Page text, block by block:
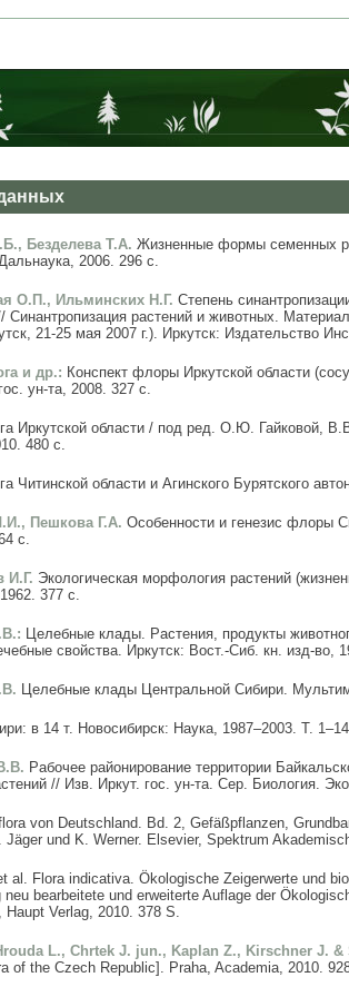
Безделева Т.А. Жизненные формы семенных
2006. 296 с.
О.П., Ильминских Н.Г. Степень
Синантропизация растений и животных.
21-25 мая 2007 г.). Иркутск: Издательство
и др.: Конспект флоры Иркутской области
ун-та, 2008. 327 с.
Иркутской области / под ред. О.Ю. Гайковой,
480 с.
Читинской области и Агинского Бурятского
Пешкова Г.А. Особенности и генезис флоры
с.
И.Г. Экологическая морфология растений
377 с.
Целебные клады. Растения, продукты
свойства. Иркутск: Вост.-Сиб. кн. изд-во,
Целебные клады Центральной Сибири.
в 14 т. Новосибирск: Наука, 1987–2003. Т.
Рабочее районирование территории
// Изв. Иркут. гос. ун-та. Сер. Биология.
von Deutschland. Bd. 2, Gefäßpflanzen,
Jäger und K. Werner. Elsevier, Spektrum
al. Flora indicativa. Ökologische Zeigerwerte und
bearbeitete und erweiterte Auflage der
Verlag, 2010. 378 S.
L., Chrtek J. jun., Kaplan Z., Kirschner J. &
of the Czech Republic]. Praha, Academia, 2010.